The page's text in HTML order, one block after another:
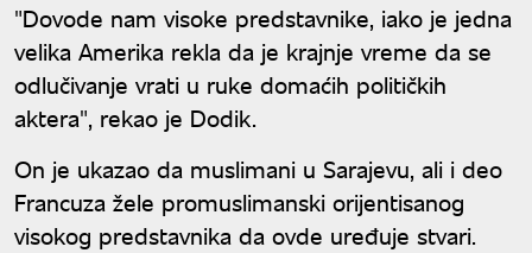
"Dovode nam visoke predstavnike, iako je jedna
velika Amerika rekla da je krajnje vreme da se
odlučivanje vrati u ruke domaćih političkih
aktera", rekao je Dodik.
On je ukazao da muslimani u Sarajevu, ali i deo
Francuza žele promuslimanski orijentisanog
visokog predstavnika da ovde uređuje stvari.